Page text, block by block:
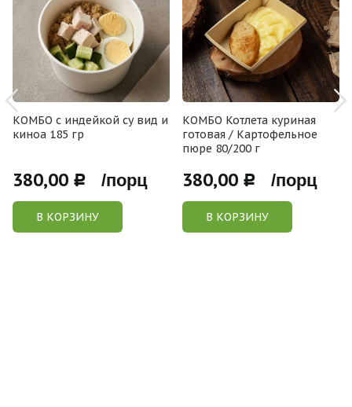
КОМБО с индейкой су вид и
киноа 185 гр
380,00 Р /порц
В КОРЗИНУ
КОМБО Котлета куриная
готовая / Картофельное
пюре 80/200 г
380,00 Р /порц
В КОРЗИНУ